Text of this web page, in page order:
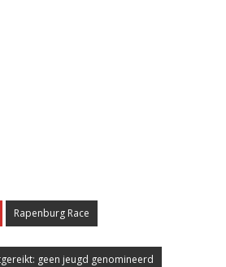
Rapenburg Race
geen jeugd genomineerd